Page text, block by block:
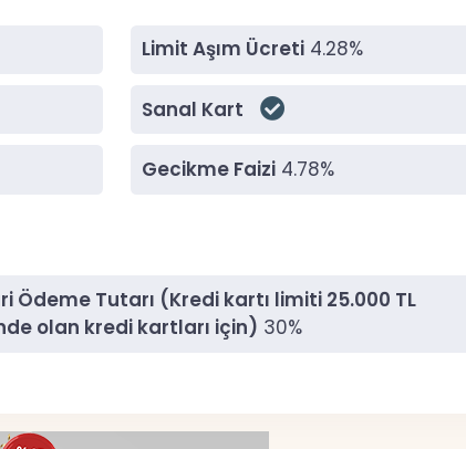
Limit Aşım Ücreti 4.28%
Sanal Kart
Gecikme Faizi 4.78%
Ödeme Tutarı (Kredi kartı limiti 25.000 TL
olan kredi kartları için) 30%